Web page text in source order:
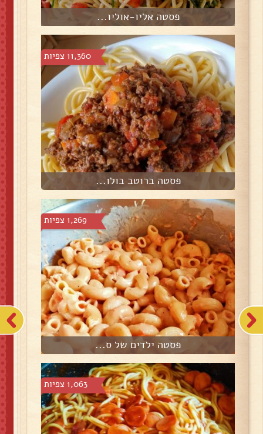
פסטה אליו-אוליו...
11,360 צפיות
פסטה ברוטב בולו...
1,269 צפיות
פסטה ילדים של ס...
1,063 צפיות